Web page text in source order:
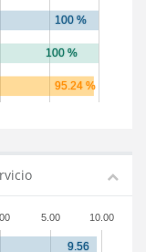
5.00 10.00